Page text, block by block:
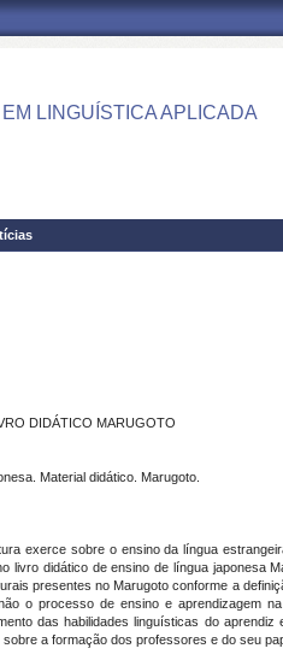
LINGUÍSTICA APLICADA
DIDÁTICO MARUGOTO
Material didático. Marugoto.
exerce sobre o ensino da língua
didático de ensino de língua japonesa
presentes no Marugoto conforme a
o processo de ensino e aprendizagem
das habilidades linguísticas do
a formação dos professores e do seu